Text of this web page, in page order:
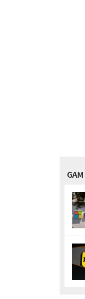
GAM